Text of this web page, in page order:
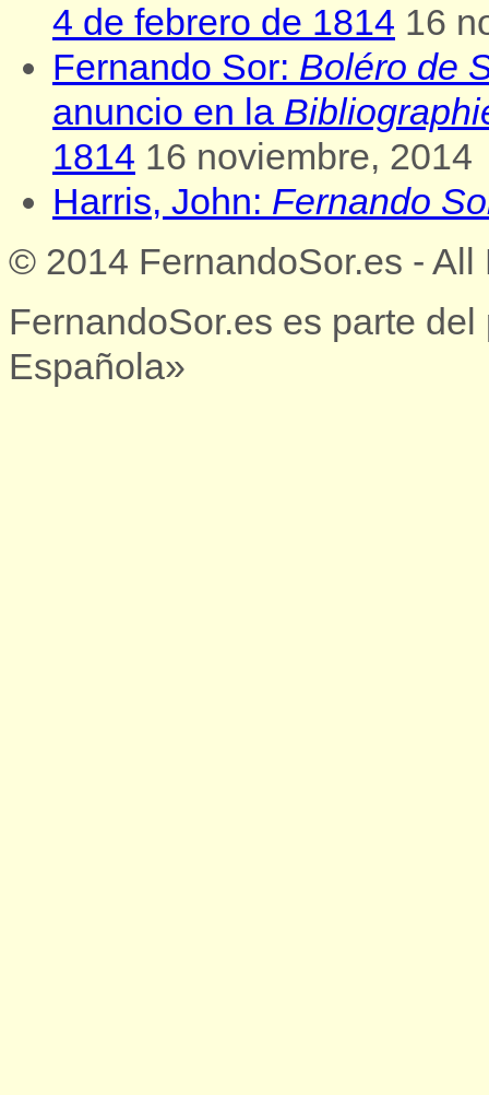
4 de febrero de 1814 16
Fernando Sor: Boléro de
anuncio en la
1814 16 noviembre, 2014
Harris, John: Fernando
© 2014 FernandoSor.es - All
FernandoSor.es es parte
Española»